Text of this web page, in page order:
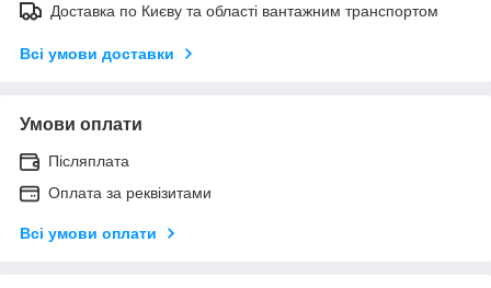
Доставка по Києву та області вантажним транспортом
Всі умови доставки
Умови оплати
Післяплата
Оплата за реквізитами
Всі умови оплати